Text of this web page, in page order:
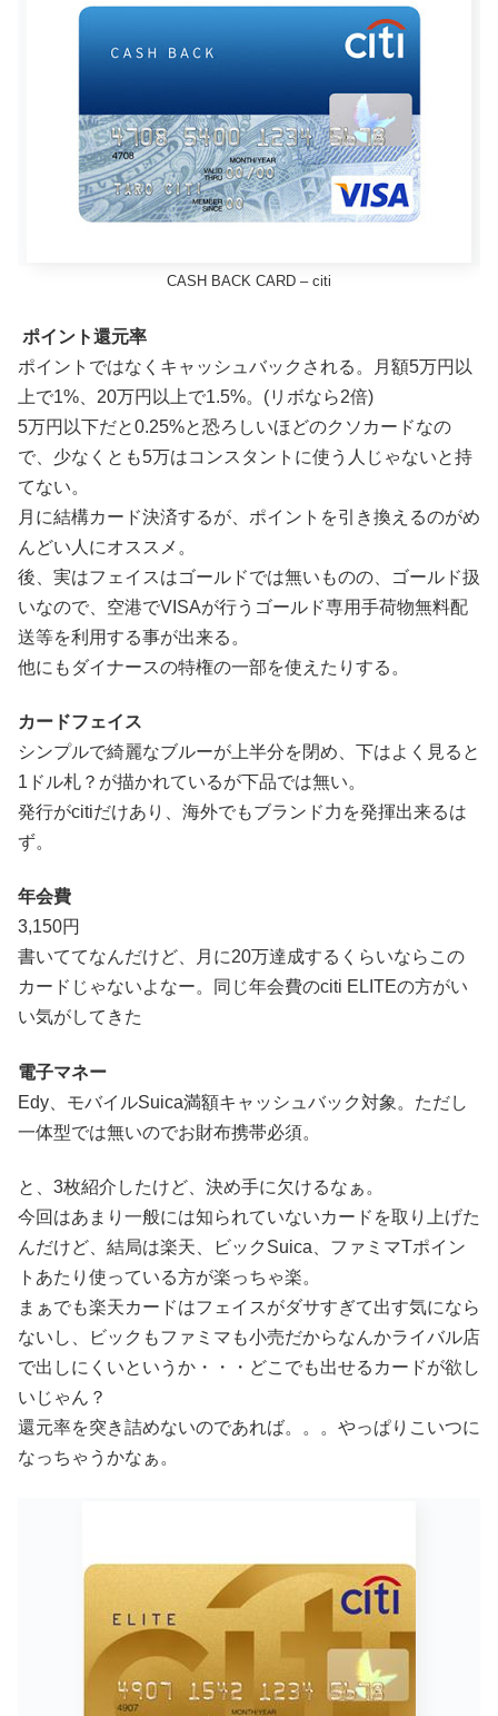
CASH BACK CARD – citi
ポイント還元率
ポイントではなくキャッシュバックされる。月額5万円以
上で1%、20万円以上で1.5%。(リボなら2倍)
5万円以下だと0.25%と恐ろしいほどのクソカードなの
で、少なくとも5万はコンスタントに使う人じゃないと持
てない。
月に結構カード決済するが、ポイントを引き換えるのがめ
んどい人にオススメ。
後、実はフェイスはゴールドでは無いものの、ゴールド扱
いなので、空港でVISAが行うゴールド専用手荷物無料配
送等を利用する事が出来る。
他にもダイナースの特権の一部を使えたりする。
カードフェイス
シンプルで綺麗なブルーが上半分を閉め、下はよく見ると
1ドル札？が描かれているが下品では無い。
発行がcitiだけあり、海外でもブランド力を発揮出来るは
ず。
年会費
3,150円
書いててなんだけど、月に20万達成するくらいならこの
カードじゃないよなー。同じ年会費のciti ELITEの方がい
い気がしてきた
電子マネー
Edy、モバイルSuica満額キャッシュバック対象。ただし
一体型では無いのでお財布携帯必須。
と、3枚紹介したけど、決め手に欠けるなぁ。
今回はあまり一般には知られていないカードを取り上げた
んだけど、結局は楽天、ビックSuica、ファミマTポイン
トあたり使っている方が楽っちゃ楽。
まぁでも楽天カードはフェイスがダサすぎて出す気になら
ないし、ビックもファミマも小売だからなんかライバル店
で出しにくいというか・・・どこでも出せるカードが欲し
いじゃん？
還元率を突き詰めないのであれば。。。やっぱりこいつに
なっちゃうかなぁ。